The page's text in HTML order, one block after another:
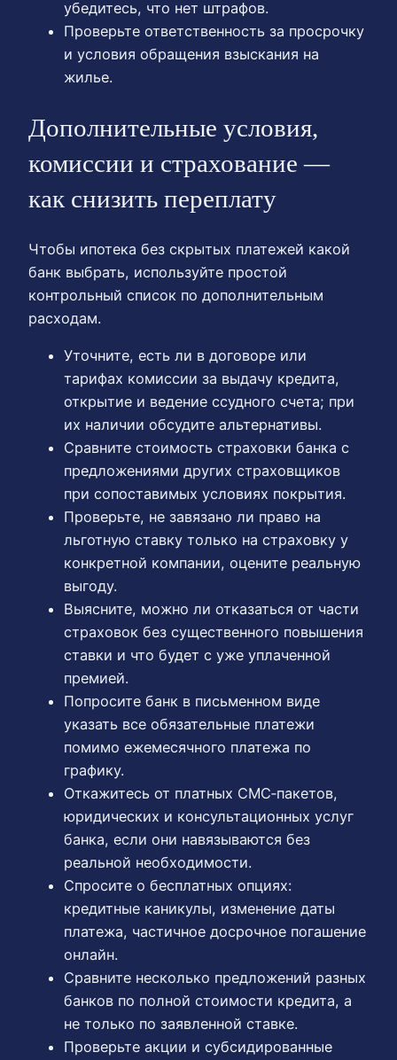
убедитесь, что нет штрафов.
Проверьте ответственность за просрочку
и условия обращения взыскания на
жилье.
Дополнительные условия,
комиссии и страхование —
как снизить переплату
Чтобы ипотека без скрытых платежей какой
банк выбрать, используйте простой
контрольный список по дополнительным
расходам.
Уточните, есть ли в договоре или
тарифах комиссии за выдачу кредита,
открытие и ведение ссудного счета; при
их наличии обсудите альтернативы.
Сравните стоимость страховки банка с
предложениями других страховщиков
при сопоставимых условиях покрытия.
Проверьте, не завязано ли право на
льготную ставку только на страховку у
конкретной компании, оцените реальную
выгоду.
Выясните, можно ли отказаться от части
страховок без существенного повышения
ставки и что будет с уже уплаченной
премией.
Попросите банк в письменном виде
указать все обязательные платежи
помимо ежемесячного платежа по
графику.
Откажитесь от платных СМС‑пакетов,
юридических и консультационных услуг
банка, если они навязываются без
реальной необходимости.
Спросите о бесплатных опциях:
кредитные каникулы, изменение даты
платежа, частичное досрочное погашение
онлайн.
Сравните несколько предложений разных
банков по полной стоимости кредита, а
не только по заявленной ставке.
Проверьте акции и субсидированные